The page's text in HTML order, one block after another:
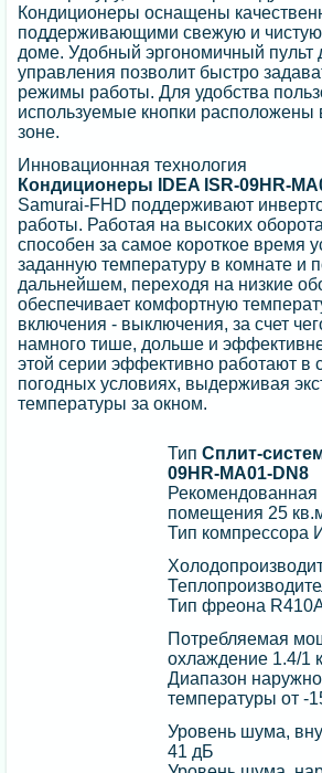
Кондиционеры оснащены
поддерживающими свежую и
доме. Удобный эргономичный пульт
управления позволит быстро
режимы работы. Для удобства
используемые кнопки расположены
зоне.
Инновационная технология
Кондиционеры IDEA ISR-09HR-
Samurai-FHD поддерживают
работы. Работая на высоких
способен за самое короткое время
заданную температуру в комнате и
дальнейшем, переходя на низкие
обеспечивает комфортную
включения - выключения, за счет
намного тише, дольше и
этой серии эффективно работают в
погодных условиях, выдерживая
температуры за окном.
ТипСплит-
09HR-MA01-DN8
помещения 25
Тип компрессора
Тип фреона
Потребляемая
охлаждение 1.4/1
Диапазон
температуры от -
Уровень шума,
41 дБ